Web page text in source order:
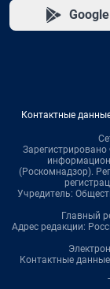
Контактные
(Роскомнадзор).
Учредитель:
Главный
Адрес редакции:
Контактные